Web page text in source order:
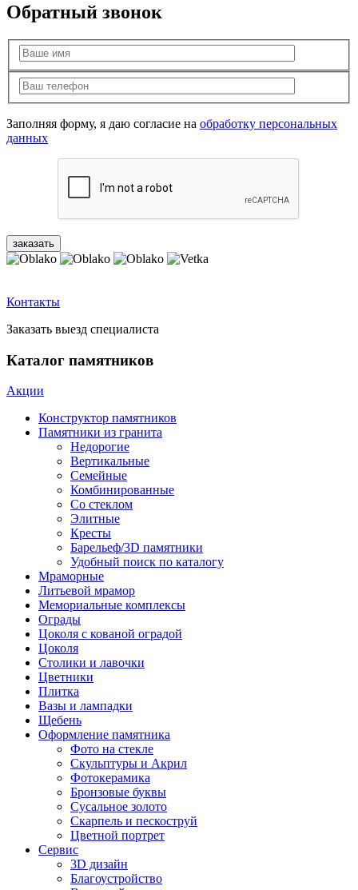
Обратный звонок
Заполняя форму, я даю согласие на обработку персональных
данных
Контакты
Заказать выезд специалиста
Каталог памятников
Акции
Конструктор памятников
Памятники из гранита
Недорогие
Вертикальные
Семейные
Комбинированные
Со стеклом
Элитные
Кресты
Барельеф/3D памятники
Удобный поиск по каталогу
Мраморные
Литьевой мрамор
Мемориальные комплексы
Ограды
Цоколя с кованой оградой
Цоколя
Столики и лавочки
Цветники
Плитка
Вазы и лампадки
Щебень
Оформление памятника
Фото на стекле
Скульптуры и Акрил
Фотокерамика
Бронзовые буквы
Сусальное золото
Скарпель и пескоструй
Цветной портрет
Сервис
3D дизайн
Благоустройство